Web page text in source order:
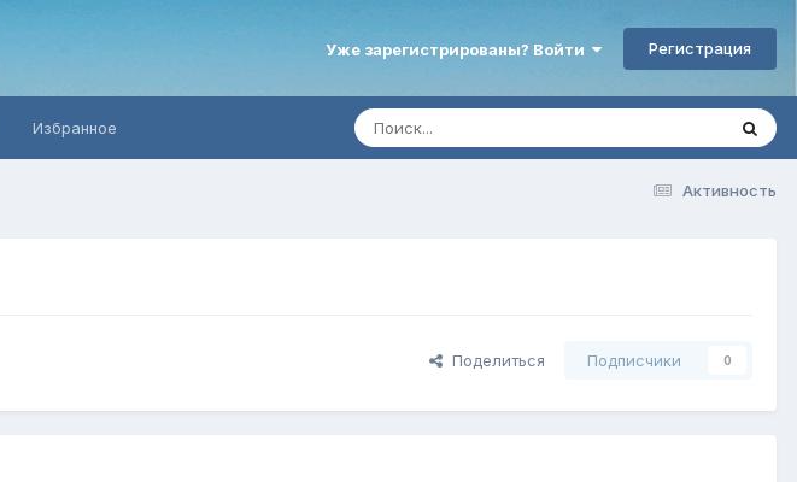
Уже зарегистрированы? Войти Регистрация
Избранное
Активность
Поделиться Подписчики 0